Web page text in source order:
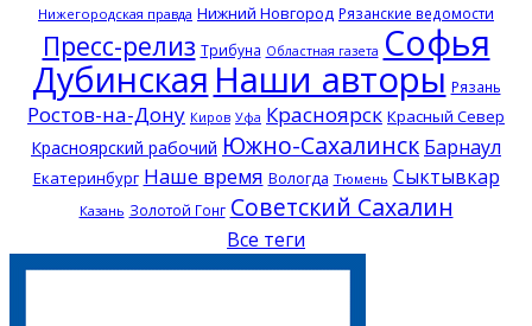
Нижегородская правда Нижний Новгород Рязанские ведомости
Пресс-релиз Трибуна Областная газета Софья
Дубинская Наши авторы Рязань
Ростов-на-Дону Киров Уфа Красноярск Красный Север
Красноярский рабочий Южно-Сахалинск Барнаул
Екатеринбург Наше время Вологда Тюмень Сыктывкар
Казань Золотой Гонг Советский Сахалин
Все теги